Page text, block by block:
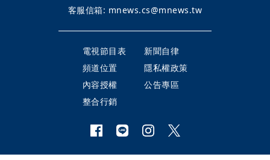
客服信箱: mnews.cs@mnews.tw
電視節目表
新聞自律
頻道位置
隱私權政策
內容授權
公告專區
整合行銷